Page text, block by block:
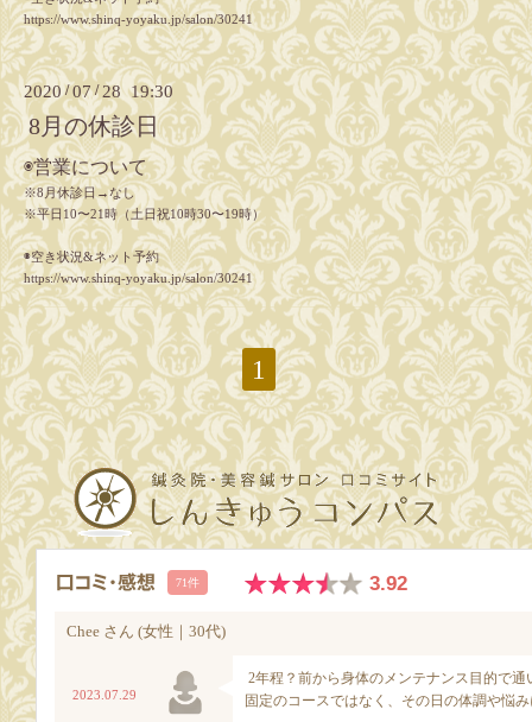
https://www.shinq-yoyaku.jp/salon/30241
2020 /07/ 28 19:30
8月の休診日
◉営業について
※8月休診日→なし
※平日10〜21時（土日祝10時30〜19時）
◉空き状況&ネット予約
https://www.shinq-yoyaku.jp/salon/30241
1